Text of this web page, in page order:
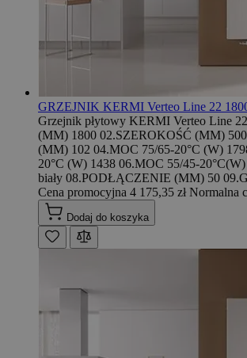
GRZEJNIK KERMI Verteo Line 22
Grzejnik płytowy KERMI Verteo Line
(MM) 1800 02.SZEROKOŚĆ (MM)
(MM) 102 04.MOC 75/65-20°C (W)
20°C (W) 1438 06.MOC 55/45-
biały 08.PODŁĄCZENIE (MM) 50
Cena promocyjna 4 175,35 zł Normalna
Dodaj do koszyka